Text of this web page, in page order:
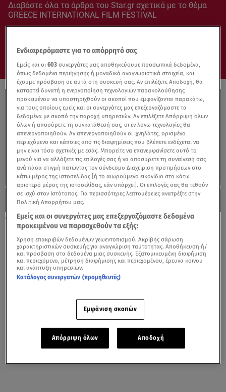
Διαβάστε όλα τα άρθρα του Star.gr σχετικά με το θέμα
GREECE INTERNATIONAL FILM FESTIVAL
28.01.24, 14:03
Film Festival με ελεύθερη είσοδο!
Ενδιαφερόμαστε για το απόρρητό σας
Εμείς και οι603 συνεργάτες μας αποθηκεύουμε προσωπικά δεδομένα,
όπως δεδομένα περιήγησης ή μοναδικά αναγνωριστικά στοιχεία, και
έχουμε πρόσβαση σε αυτά στη συσκευή σας. Αν επιλέξετε Αποδοχή, θα
καταστεί δυνατή η ενεργοποίηση τεχνολογιών παρακολούθησης
προκειμένου να υποστηριχθούν οι σκοποί που εμφανίζονται παρακάτω,
για τους οποίους εμείς και οι συνεργάτες μας επεξεργαζόμαστε τα
δεδομένα με σκοπό την παροχή υπηρεσιών. Αν επιλέξετε Απόρριψη όλων
όλων ή αποσύρετε τη συγκατάθεσή σας, οι εν λόγω τεχνολογίες θα
απενεργοποιηθούν. Αν απενεργοποιηθούν οι ιχνηλάτες, ορισμένο
περιεχόμενο και κάποιες από τις διαφημίσεις που βλέπετε ενδέχεται να
μην είναι τόσο σχετικές με εσάς. Μπορείτε να επανεμφανίσετε αυτό το
μενού για να αλλάξετε τις επιλογές σας ή να αποσύρετε τη συναίνεσή σας
ανά πάσα στιγμή πατώντας τον σύνδεσμο Διαχείριση προτιμήσεων στο
κάτω μέρος της ιστοσελίδας [ή το αιωρούμενο εικονίδιο στο κάτω
αριστερό μέρος της ιστοσελίδας, εάν υπάρχει]. Οι επιλογές σας θα τεθούν
σε ισχύ στον Ιστότοπος. Για περισσότερες λεπτομέρειες ανατρέξτε στην
Πολιτική Απορρήτου μας.
Εμείς και οι συνεργάτες μας επεξεργαζόμαστε δεδομένα
προκειμένου να παρασχεθούν τα εξής:
Χρήση επακριβών δεδομένων γεωεντοπισμού. Ακριβής σάρωση
χαρακτηριστικών συσκευής για αναγνώριση ταυτότητας. Αποθήκευση ή/
και πρόσβαση στα δεδομένα μιας συσκευής. Εξατομικευμένη διαφήμιση
και περιεχόμενο, μέτρηση διαφήμισης και περιεχομένου, έρευνα κοινού
και ανάπτυξη υπηρεσιών.
Κατάλογος συνεργατών (προμηθευτές)
Εμφάνιση σκοπών
Απόρριψη όλων Αποδοχή